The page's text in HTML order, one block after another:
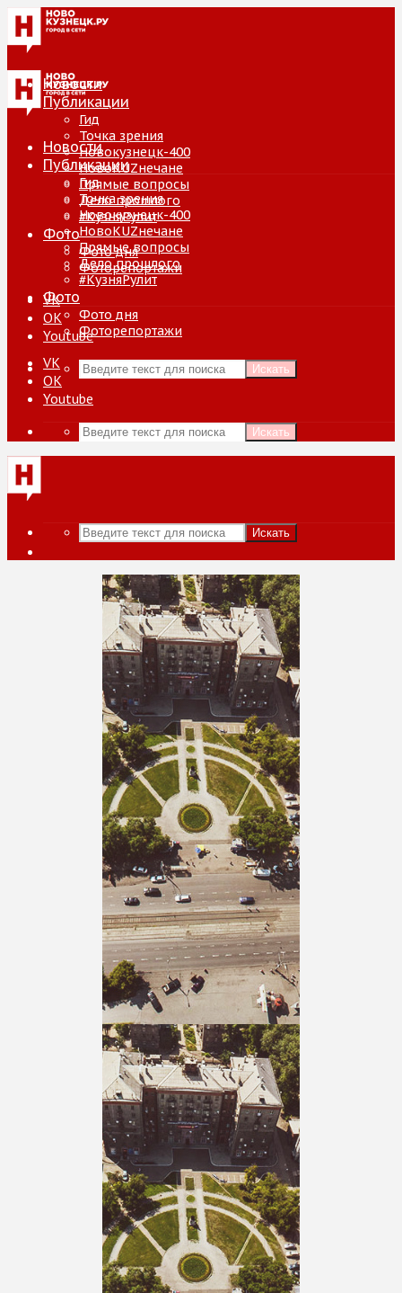
Новости
Публикации
Гид
Точка зрения
Новокузнецк-400
НовоKUZнечане
Прямые вопросы
Дело прошлого
#КузняРулит
Фото
Фото дня
Фоторепортажи
VK
ОК
Youtube
Искать
Новости
Публикации
Гид
Точка зрения
Новокузнецк-400
НовоKUZнечане
Прямые вопросы
Дело прошлого
#КузняРулит
Фото
Фото дня
Фоторепортажи
VK
ОК
Youtube
Искать
Искать